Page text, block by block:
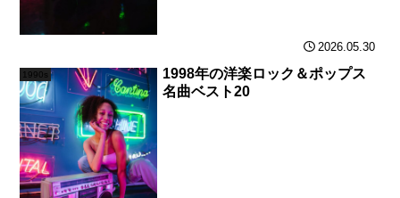
2026.05.30
1990s
1998年の洋楽ロック＆ポップス
名曲ベスト20